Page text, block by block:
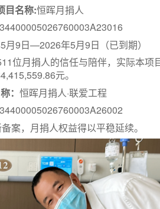
目名称:恒晖月捐人
月9日—2026年5月9日（已到期）
位月捐人的信任与陪伴，实际本项
元。
： 恒晖月捐人·联爱工程
案，月捐人权益得以平稳延续。